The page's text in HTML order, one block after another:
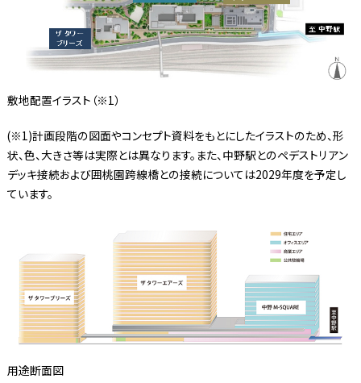
敷地配置イラスト（※1）
(※1)計画段階の図面やコンセプト資料をもとにしたイラストのため、形
状、色、大きさ等は実際とは異なります。また、中野駅とのペデストリアン
デッキ接続および囲桃園跨線橋との接続については2029年度を予定し
ています。
用途断面図